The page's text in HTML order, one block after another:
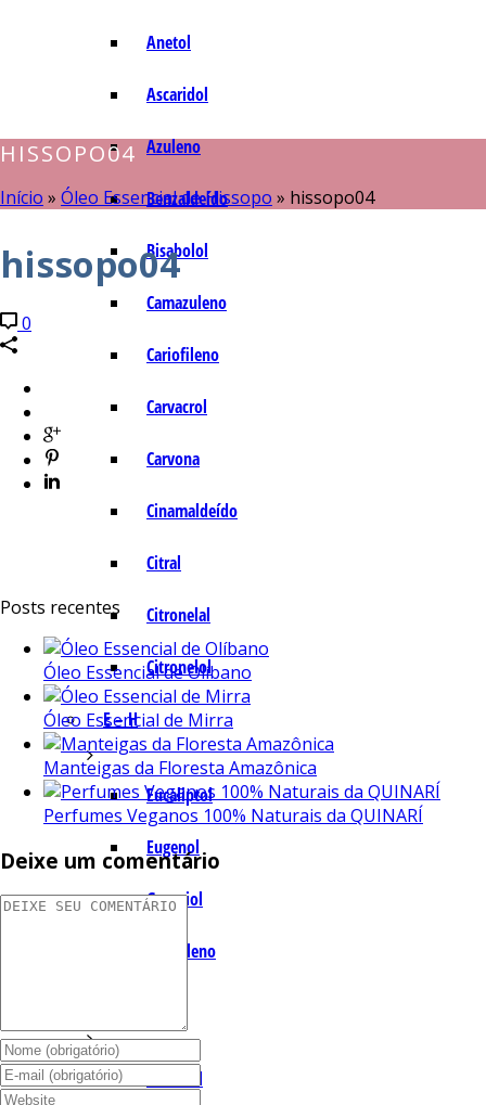
Anetol
Ascaridol
Azuleno
Benzaldeído
Bisabolol
Camazuleno
Cariofileno
Carvacrol
Carvona
Cinamaldeído
Citral
Citronelal
Citronelol
E – H
Eucaliptol
Eugenol
Geraniol
Humuleno
Lemonal
HISSOPO04
Início » Óleo Essencial de Hissopo » hissopo04
hissopo04
0
Posts recentes
Óleo Essencial de Olíbano
Óleo Essencial de Mirra
Manteigas da Floresta Amazônica
Perfumes Veganos 100% Naturais da QUINARÍ
Deixe um comentário